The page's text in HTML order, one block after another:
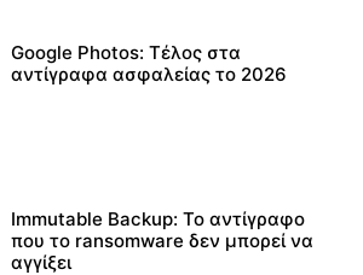
Google Photos: Τέλος στα
αντίγραφα ασφαλείας το 2026
Immutable Backup: Το αντίγραφο
που το ransomware δεν μπορεί να
αγγίξει